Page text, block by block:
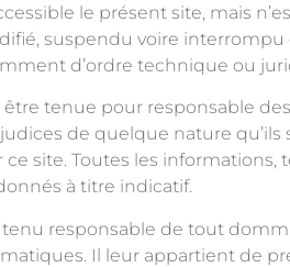
le présent site, mais
suspendu voire
d’ordre technique ou
être tenue pour responsable
de quelque nature qu’ils
site. Toutes les
à titre indicatif.
tenu responsable de tout
Il leur appartient de